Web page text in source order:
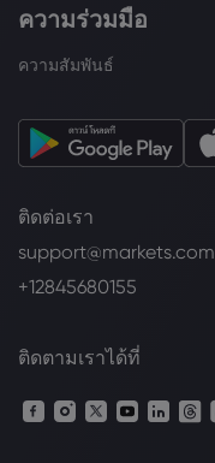
ความร่วมมือ
ความสัมพันธ์
ติดต่อเรา
support@markets.com
+12845680155
ติดตามเราได้ที่